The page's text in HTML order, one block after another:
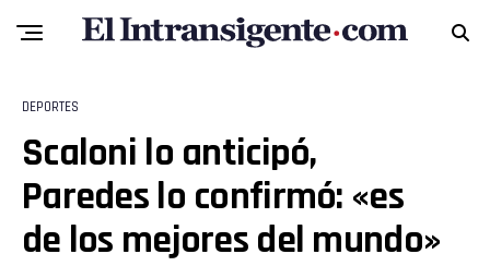
DEPORTES
Scaloni lo anticipó,
Paredes lo confirmó: «es
de los mejores del mundo»